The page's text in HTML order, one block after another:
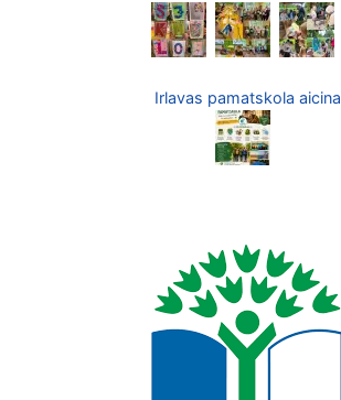
Irlavas pamatskola aicina